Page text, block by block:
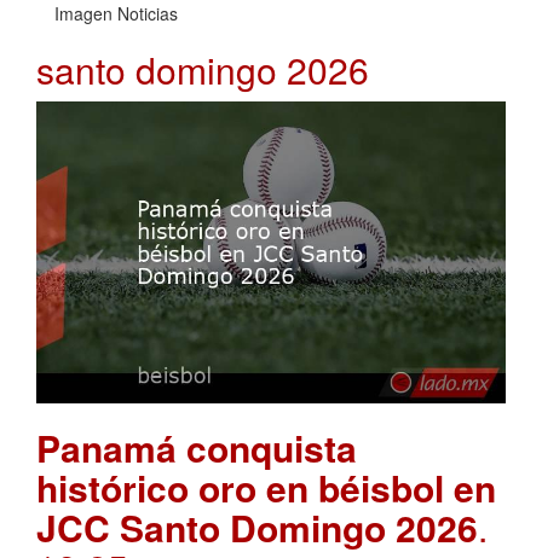
Imagen Noticias
santo domingo 2026
Panamá conquista
histórico oro en béisbol en
JCC Santo Domingo 2026.